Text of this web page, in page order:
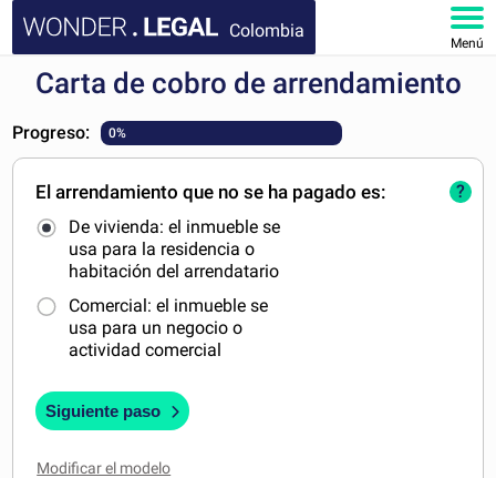
Colombia
Menú
INICIO
DOCUMENTOS
FAQ
MI CUENTA
Carta de cobro de arrendamiento
Progreso: 0%
El arrendamiento que no se ha pagado es:
De vivienda: el inmueble se
usa para la residencia o
habitación del arrendatario
Comercial: el inmueble se
usa para un negocio o
actividad comercial
?
Siguiente paso
Modificar el modelo